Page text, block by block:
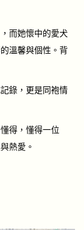
而她懷中的愛犬
溫馨與個性。背
錄，更是同袍情
得，懂得一位
熱愛。